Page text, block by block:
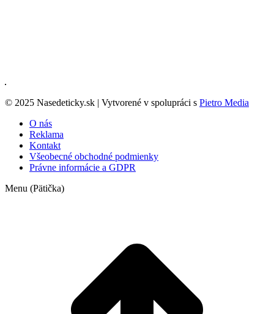
© 2025 Nasedeticky.sk | Vytvorené v spolupráci s Pietro Media
O nás
Reklama
Kontakt
Všeobecné obchodné podmienky
Právne informácie a GDPR
Menu (Pätička)